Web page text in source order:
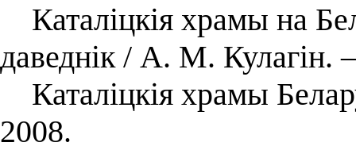
Каталіцкія храмы на
даведнік / А. М.
Каталіцкія храмы
2008.